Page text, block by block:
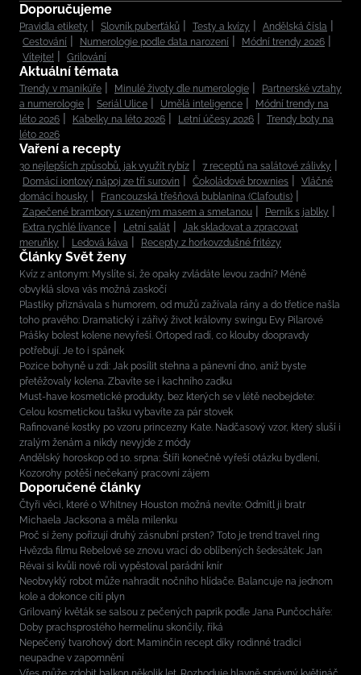
Doporučujeme
Pravidla etikety Slovník puberťáků Testy a kvízy
Andělská čísla
Cestování
Numerologie podle data narození
Módní trendy 2026
Vítejte!
Grilování
Aktuální témata
Trendy v manikúře Minulé životy dle numerologie
Partnerské vztahy
a numerologie
Seriál Ulice Umělá inteligence
Módní trendy na
léto 2026
Kabelky na léto 2026 Letní účesy 2026
Trendy boty na
léto 2026
Vaření a recepty
30 nejlepších způsobů, jak využít rybíz
7 receptů na salátové zálivky
Domácí iontový nápoj ze tří surovin
Čokoládové brownies
Vláčné
domácí housky
Francouzská třešňová bublanina (Clafoutis)
Zapečené brambory s uzeným masem a smetanou
Perník s jablky
Extra rychlé lívance
Letní salát
Jak skladovat a zpracovat
meruňky
Ledová káva Recepty z horkovzdušné fritézy
Články Svět ženy
Kvíz z antonym: Myslíte si, že opaky zvládáte levou zadní? Méně
obvyklá slova vás možná zaskočí
Plastiky přiznávala s humorem, od mužů zažívala rány a do třetice našla
toho pravého: Dramatický i zářivý život královny swingu Evy Pilarové
Prášky bolest kolene nevyřeší. Ortoped radí, co klouby doopravdy
potřebují. Je to i spánek
Pozice bohyně u zdi: Jak posílit stehna a pánevní dno, aniž byste
přetěžovaly kolena. Zbavíte se i kachního zadku
Must-have kosmetické produkty, bez kterých se v létě neobejdete:
Celou kosmetickou tašku vybavíte za pár stovek
Rafinované kostky po vzoru princezny Kate. Nadčasový vzor, který sluší i
zralým ženám a nikdy nevyjde z módy
Andělský horoskop od 10. srpna: Štíři konečně vyřeší otázku bydlení,
Kozorohy potěší nečekaný pracovní zájem
Doporučené články
Čtyři věci, které o Whitney Houston možná nevíte: Odmítl ji bratr
Michaela Jacksona a měla milenku
Proč si ženy pořizují druhý zásnubní prsten? Toto je trend travel ring
Hvězda filmu Rebelové se znovu vrací do oblíbených šedesátek: Jan
Révai si kvůli nové roli vypěstoval parádní knír
Neobvyklý robot může nahradit nočního hlídače. Balancuje na jednom
kole a dokonce cítí plyn
Grilovaný květák se salsou z pečených paprik podle Jana Punčocháře:
Doby prachsprostého hermelínu skončily, říká
Nepečený tvarohový dort: Maminčin recept díky rodinné tradici
neupadne v zapomnění